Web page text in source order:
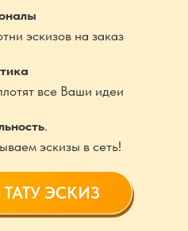
все Ваши идеи
.
эскизы в сеть!
эскизов на заказ
ЭСКИЗ